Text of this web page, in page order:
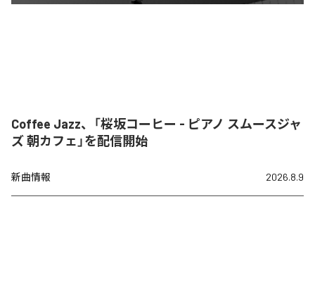
Coffee Jazz、「桜坂コーヒー - ピアノ スムースジャ
ズ 朝カフェ」を配信開始
新曲情報 2026.8.9